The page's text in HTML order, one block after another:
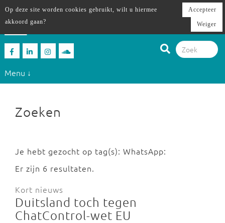
Menu ↓
Zoeken
Je hebt gezocht op tag(s): WhatsApp:
Er zijn 6 resultaten.
Kort nieuws
Duitsland toch tegen
ChatControl-wet EU
Op deze site worden cookies gebruikt, wilt u hiermee
akkoord gaan?
Accepteer
Weiger